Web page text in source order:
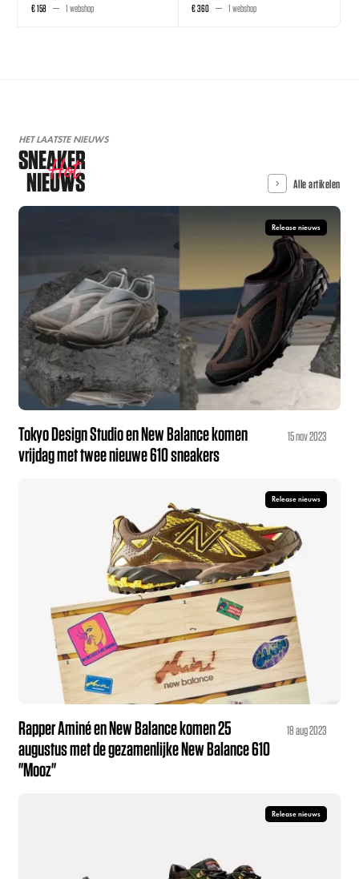
€ 158 1 webshop € 360 1 webshop
HET LAATSTE NIEUWS
SNEAKER
NIEUWS
Hot Alle artikelen
Release nieuws
Tokyo Design Studio en New Balance komen
vrijdag met twee nieuwe 610 sneakers
15 nov 2023
Release nieuws
Rapper Aminé en New Balance komen 25
augustus met de gezamenlijke New Balance 610
"Mooz"
18 aug 2023
Release nieuws